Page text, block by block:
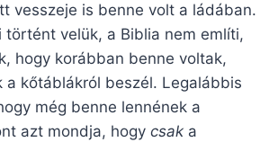
vesszeje is benne volt a ládában.
történt velük, a Biblia nem említi,
hogy korábban benne voltak,
a kőtáblákról beszél. Legalábbis
még benne lennének a
azt mondja, hogy csak a